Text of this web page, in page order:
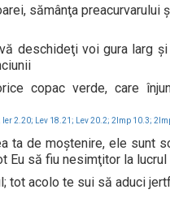
sămânţa preacurvarului
deschideţi voi gura larg
copac verde, care
Ier 2.20; Lev 18.21; Lev 20.2; 2Imp 10.3;
ta de moştenire, ele sunt
Eu să fiu nesimţitor la lucrul
tot acolo te sui să aduci